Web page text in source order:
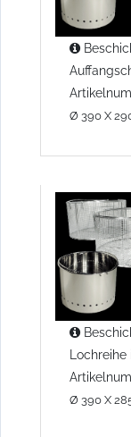
Ø 390 X
Lochreihe
Ø 390 X